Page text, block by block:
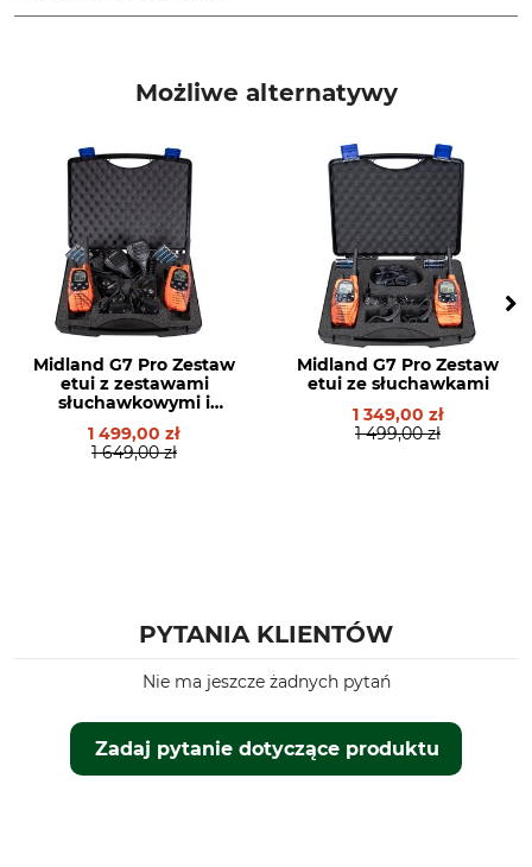
MA 21-L Pro
Możliwe alternatywy
Midland G7 Pro Zestaw
etui z zestawami
słuchawkowymi i
mikrofonami
głośnikowymi
1 499,00 zł
1 649,00 zł
Midland G7 Pro Zestaw
etui ze słuchawkami
1 349,00 zł
1 499,00 zł
PYTANIA KLIENTÓW
Zadaj pytanie dotyczące produktu
Nie ma jeszcze żadnych pytań